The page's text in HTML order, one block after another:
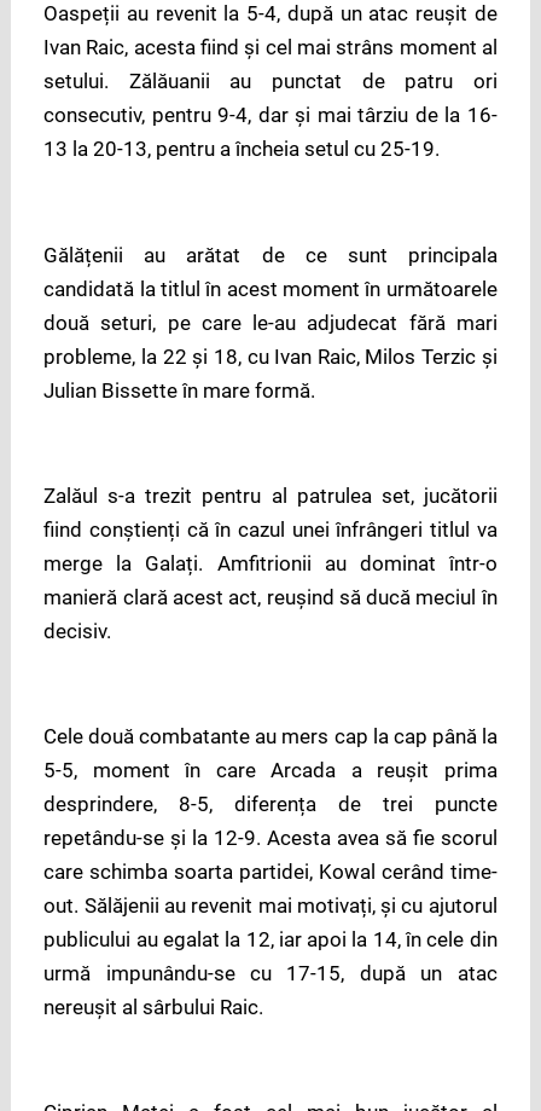
Oaspeții au revenit la 5-4, după un atac reușit de
Ivan Raic, acesta fiind și cel mai strâns moment al
setului. Zălăuanii au punctat de patru ori
consecutiv, pentru 9-4, dar și mai târziu de la 16-
13 la 20-13, pentru a încheia setul cu 25-19.
Gălățenii au arătat de ce sunt principala
candidată la titlul în acest moment în următoarele
două seturi, pe care le-au adjudecat fără mari
probleme, la 22 și 18, cu Ivan Raic, Milos Terzic și
Julian Bissette în mare formă.
Zalăul s-a trezit pentru al patrulea set, jucătorii
fiind conștienți că în cazul unei înfrângeri titlul va
merge la Galați. Amfitrionii au dominat într-o
manieră clară acest act, reușind să ducă meciul în
decisiv.
Cele două combatante au mers cap la cap până la
5-5, moment în care Arcada a reușit prima
desprindere, 8-5, diferența de trei puncte
repetându-se și la 12-9. Acesta avea să fie scorul
care schimba soarta partidei, Kowal cerând time-
out. Sălăjenii au revenit mai motivați, și cu ajutorul
publicului au egalat la 12, iar apoi la 14, în cele din
urmă impunându-se cu 17-15, după un atac
nereușit al sârbului Raic.